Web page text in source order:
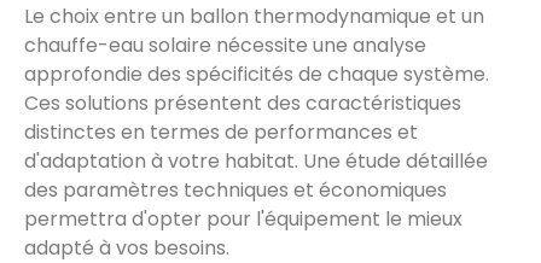
Le choix entre un ballon thermodynamique et un
chauffe-eau solaire nécessite une analyse
approfondie des spécificités de chaque système.
Ces solutions présentent des caractéristiques
distinctes en termes de performances et
d'adaptation à votre habitat. Une étude détaillée
des paramètres techniques et économiques
permettra d'opter pour l'équipement le mieux
adapté à vos besoins.